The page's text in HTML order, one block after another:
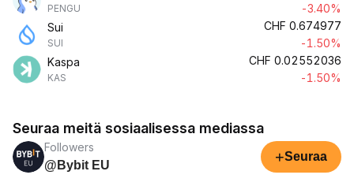
PENGU
-3.40%
Sui
SUI
CHF 0.674977
-1.50%
Kaspa
KAS
CHF 0.02552036
-1.50%
Seuraa meitä sosiaalisessa mediassa
Followers
@Bybit EU
+Seuraa